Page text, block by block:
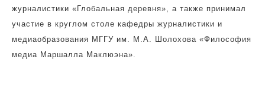
журналистики «Глобальная деревня», а также принимал
участие в круглом столе кафедры журналистики и
медиаобразования МГГУ им. М.А. Шолохова «Философия
медиа Маршалла Маклюэна».